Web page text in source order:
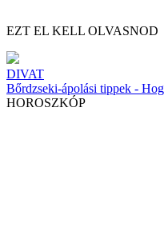
EZT EL KELL OLVASNOD
DIVAT
Bőrdzseki-ápolási tippek -
HOROSZKÓP